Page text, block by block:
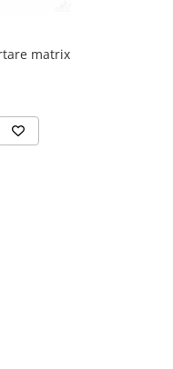
matrix